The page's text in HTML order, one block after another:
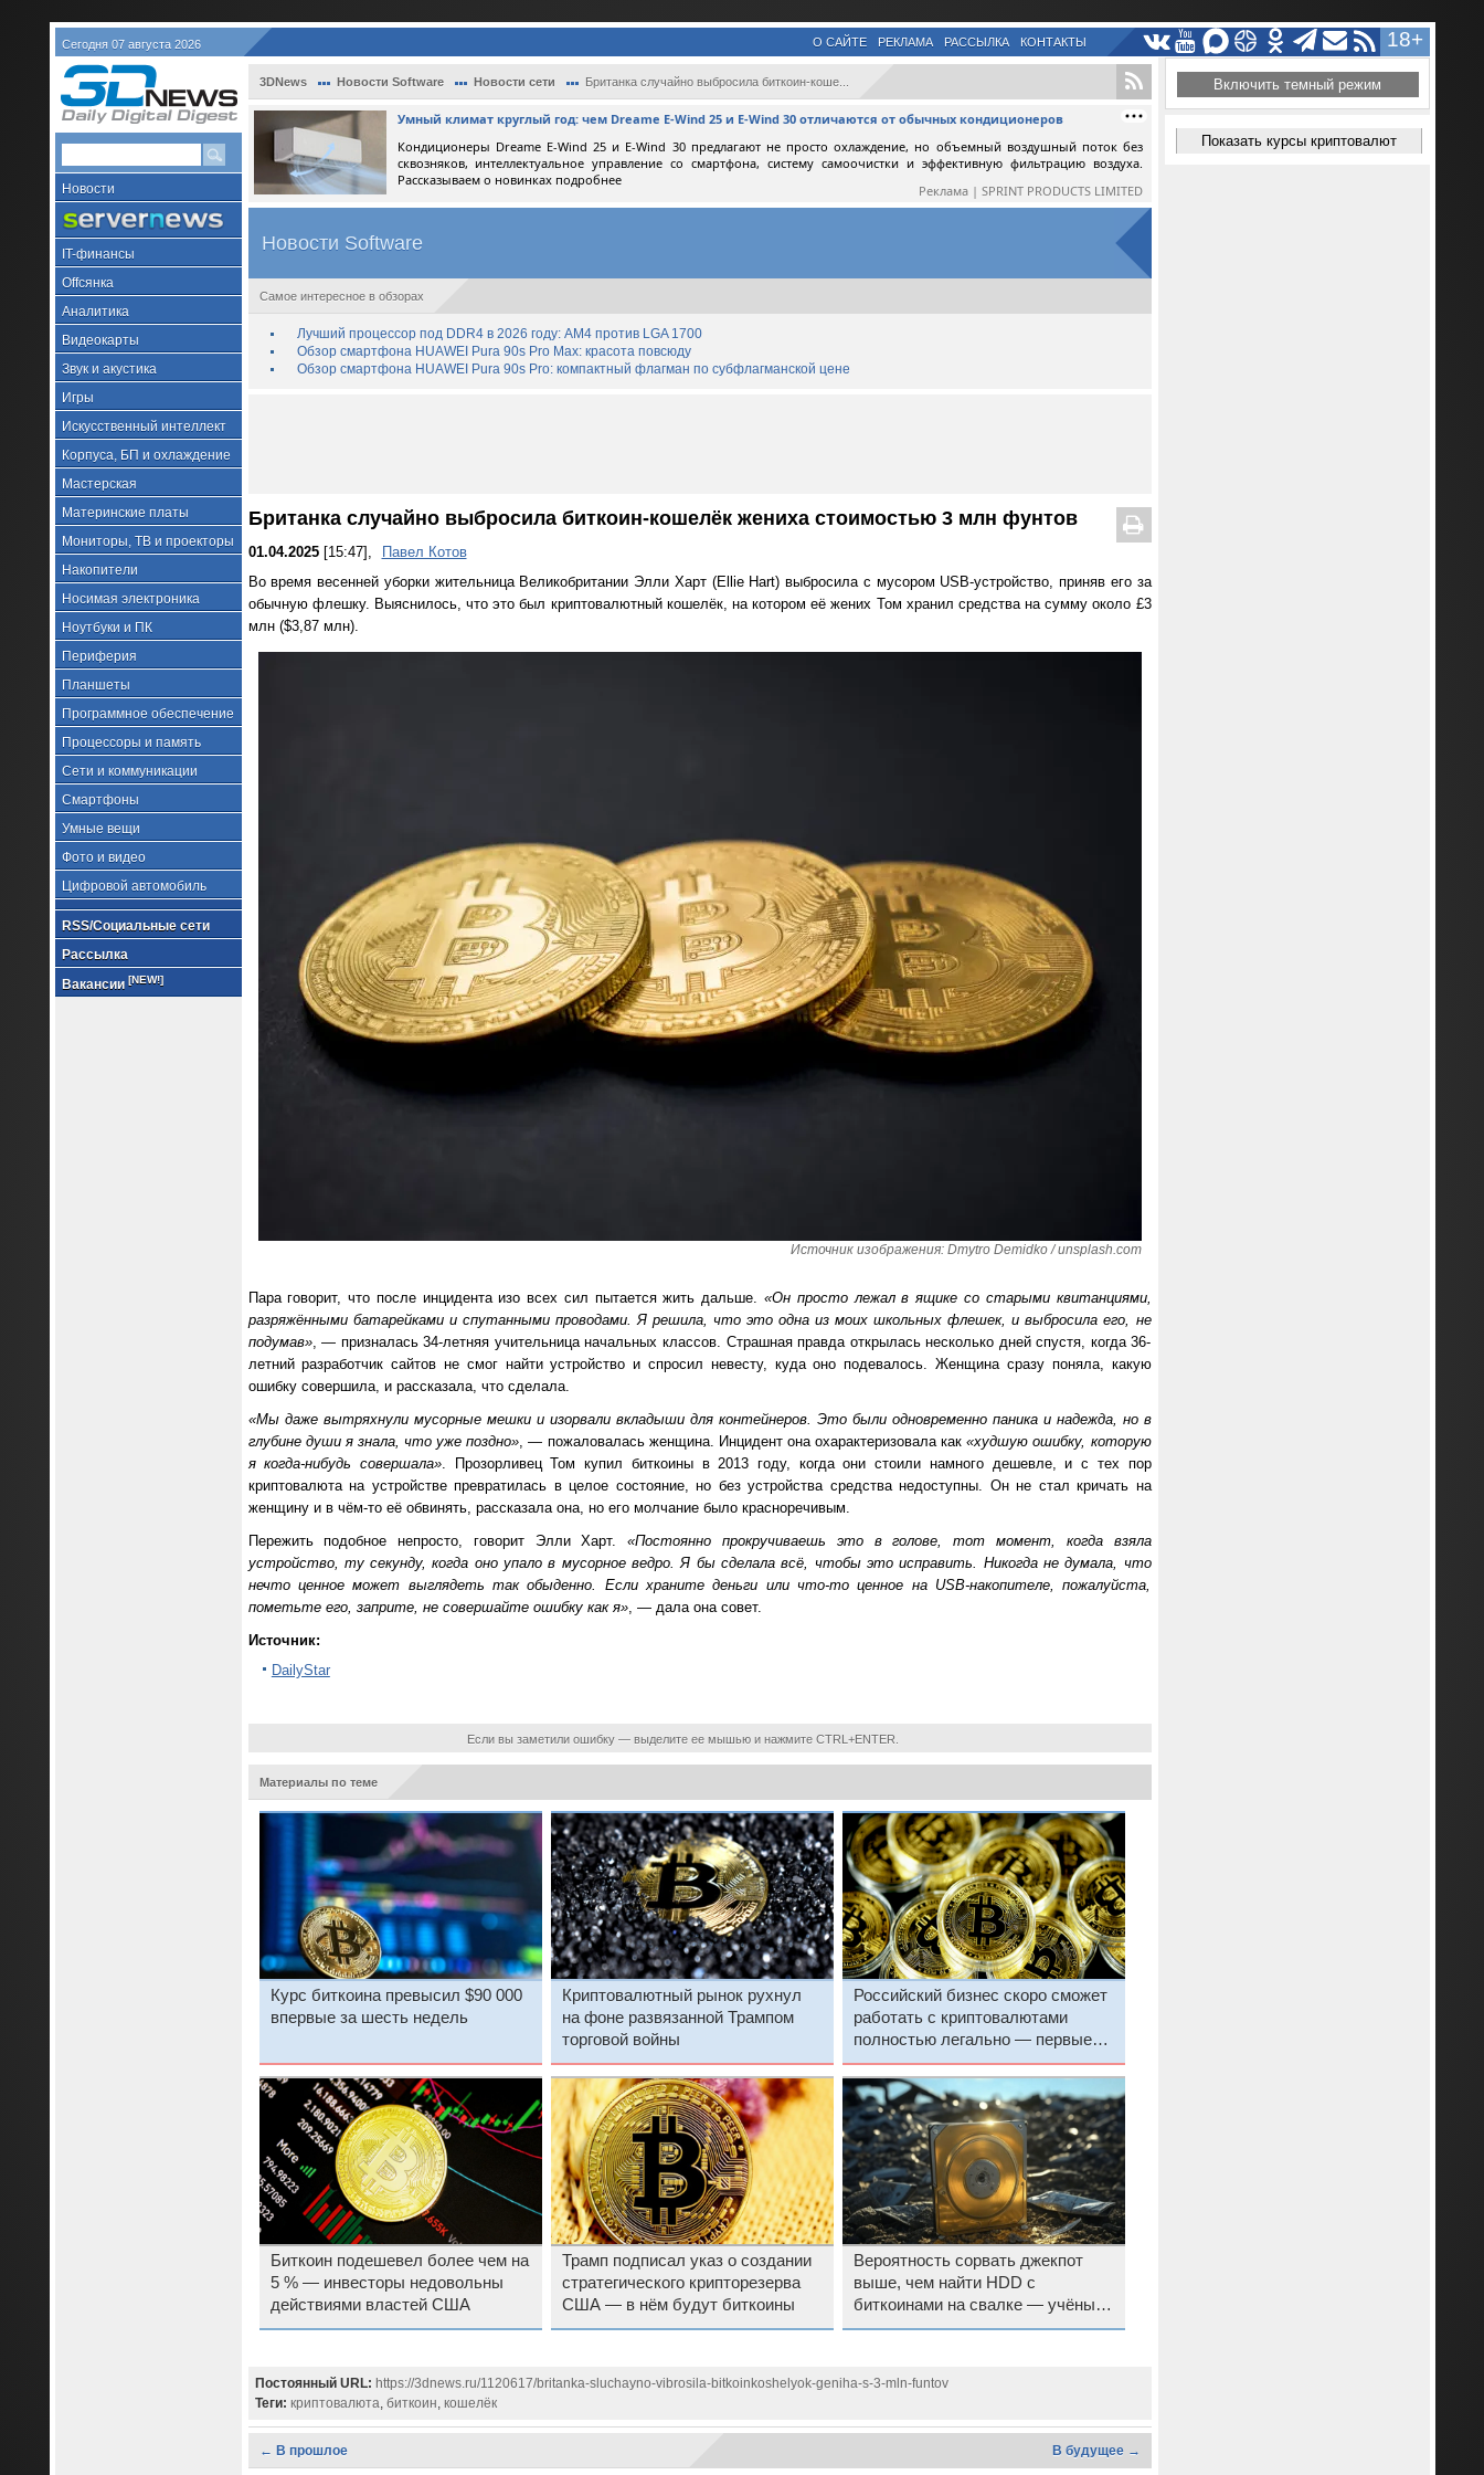
Сегодня 07 августа 2026 18+
О САЙТЕ РЕКЛАМА РАССЫЛКА КОНТАКТЫ
Новости
IT-финансы
Offсянка
Аналитика
Видеокарты
Звук и акустика
Игры
Искусственный интеллект
Корпуса, БП и охлаждение
Мастерская
Материнские платы
Мониторы, ТВ и проекторы
Накопители
Носимая электроника
Ноутбуки и ПК
Периферия
Планшеты
Программное обеспечение
Процессоры и память
Сети и коммуникации
Смартфоны
Умные вещи
Фото и видео
Цифровой автомобиль
RSS/Социальные сети
Рассылка
Вакансии [NEW!]
3DNews Новости Software Новости сети Британка случайно выбросила биткоин-коше...
Умный климат круглый год: чем Dreame E-Wind 25 и E-Wind 30 отличаются от обычных кондиционеров
Кондиционеры Dreame E-Wind 25 и E-Wind 30 предлагают не просто охлаждение, но объемный воздушный поток без
сквозняков, интеллектуальное управление со смартфона, систему самоочистки и эффективную фильтрацию воздуха.
Рассказываем о новинках подробнее
Реклама | SPRINT PRODUCTS LIMITED
Новости Software
Самое интересное в обзорах
Лучший процессор под DDR4 в 2026 году: AM4 против LGA 1700
Обзор смартфона HUAWEI Pura 90s Pro Max: красота повсюду
Обзор смартфона HUAWEI Pura 90s Pro: компактный флагман по субфлагманской цене
Британка случайно выбросила биткоин-кошелёк жениха стоимостью 3 млн фунтов
01.04.2025[15:47],
Павел Котов
Во время весенней уборки жительница Великобритании Элли Харт (Ellie Hart) выбросила с мусором USB-устройство, приняв его за
обычную флешку. Выяснилось, что это был криптовалютный кошелёк, на котором её жених Том хранил средства на сумму около £3
млн ($3,87 млн).
Источник изображения: Dmytro Demidko / unsplash.com
Пара говорит, что после инцидента изо всех сил пытается жить дальше.«Он просто лежал в ящике со старыми квитанциями,
разряжёнными батарейками и спутанными проводами. Я решила, что это одна из моих школьных флешек, и выбросила его, не
подумав», — призналась 34-летняя учительница начальных классов. Страшная правда открылась несколько дней спустя, когда 36-
летний разработчик сайтов не смог найти устройство и спросил невесту, куда оно подевалось. Женщина сразу поняла, какую
ошибку совершила, и рассказала, что сделала.
«Мы даже вытряхнули мусорные мешки и изорвали вкладыши для контейнеров. Это были одновременно паника и надежда, но в
глубине души я знала, что уже поздно», — пожаловалась женщина. Инцидент она охарактеризовала как«худшую ошибку, которую
я когда-нибудь совершала». Прозорливец Том купил биткоины в 2013 году, когда они стоили намного дешевле, и с тех пор
криптовалюта на устройстве превратилась в целое состояние, но без устройства средства недоступны. Он не стал кричать на
женщину и в чём-то её обвинять, рассказала она, но его молчание было красноречивым.
Пережить подобное непросто, говорит Элли Харт.«Постоянно прокручиваешь это в голове, тот момент, когда взяла
устройство, ту секунду, когда оно упало в мусорное ведро. Я бы сделала всё, чтобы это исправить. Никогда не думала, что
нечто ценное может выглядеть так обыденно. Если храните деньги или что-то ценное на USB-накопителе, пожалуйста,
пометьте его, заприте, не совершайте ошибку как я», — дала она совет.
Источник:
DailyStar
Если вы заметили ошибку — выделите ее мышью и нажмите CTRL+ENTER.
Материалы по теме
Курс биткоина превысил $90 000
впервые за шесть недель
Криптовалютный рынок рухнул
на фоне развязанной Трампом
торговой войны
Российский бизнес скоро сможет
работать с криптовалютами
полностью легально — первые
подробности грядущего ЭПР
Биткоин подешевел более чем на
5 % — инвесторы недовольны
действиями властей США
Трамп подписал указ о создании
стратегического крипторезерва
США — в нём будут биткоины
Вероятность сорвать джекпот
выше, чем найти HDD с
биткоинами на свалке — учёные
оценили шансы горе-майнера
Постоянный URL: https://3dnews.ru/1120617/britanka-sluchayno-vibrosila-bitkoinkoshelyok-geniha-s-3-mln-funtov
Теги: криптовалюта, биткоин, кошелёк
← В прошлое В будущее →
Включить темный режим
Показать курсы криптовалют